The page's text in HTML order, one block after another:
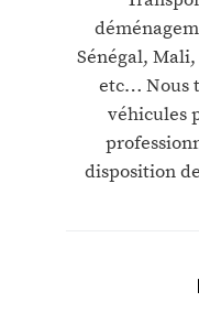
Sénégal,
etc… Nous
véhicules
disposition